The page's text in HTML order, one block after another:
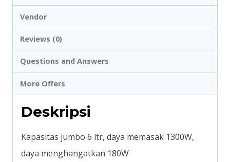
Vendor
Reviews (0)
Questions and Answers
More Offers
Deskripsi
Kapasitas jumbo 6 ltr, daya memasak 1300W,
daya menghangatkan 180W